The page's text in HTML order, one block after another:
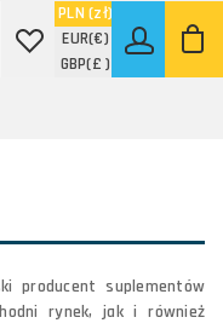
PLN (zł)
EUR(€)
GBP(£ )
producent suplementów
rynek, jak i również